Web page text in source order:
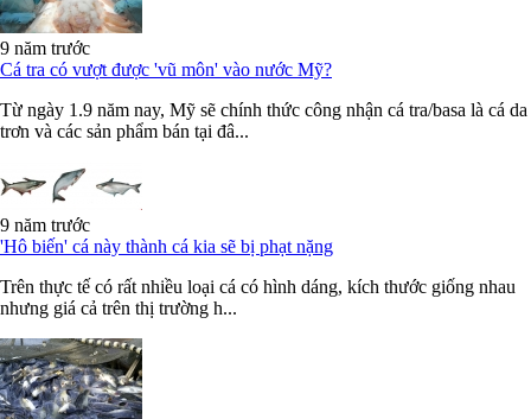
9 năm trước
Cá tra có vượt được 'vũ môn' vào nước Mỹ?
Từ ngày 1.9 năm nay, Mỹ sẽ chính thức công nhận cá tra/basa là cá da
trơn và các sản phẩm bán tại đâ...
9 năm trước
'Hô biến' cá này thành cá kia sẽ bị phạt nặng
Trên thực tế có rất nhiều loại cá có hình dáng, kích thước giống nhau
nhưng giá cả trên thị trường h...